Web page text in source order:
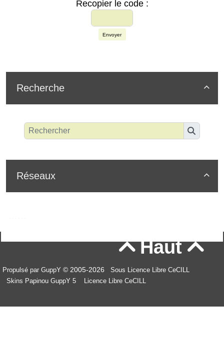
Recopier le code :
Envoyer

Recherche

Réseaux
Haut
Propulsé par GuppY © 2005-2026
Sous Licence Libre CeCILL
Skins Papinou GuppY 5
Licence Libre CeCILL